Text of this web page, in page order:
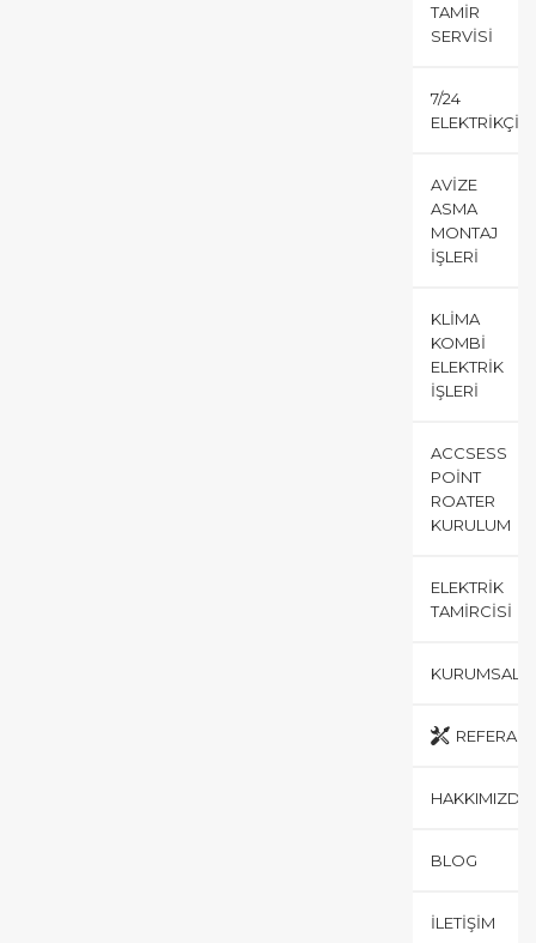
TAMIR
SERVISI
7/24
ELEKTRIKÇI
AVIZE
ASMA
MONTAJ
İŞLERI
KLIMA
KOMBI
ELEKTRIK
İŞLERI
ACCSESS
POINT
ROATER
KURULUM
ELEKTRIK
TAMIRCISI
KURUMSAL
HAKKIMIZDA
BLOG
İLETIŞIM